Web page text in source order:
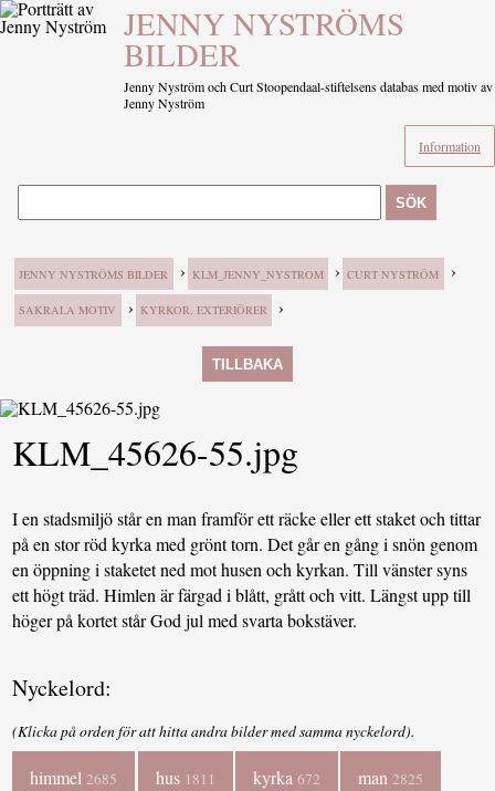
JENNY NYSTRÖMS
BILDER
Jenny Nyström och Curt Stoopendaal-stiftelsens databas med motiv av
Jenny Nyström
Information
SÖK
JENNY NYSTRÖMS BILDER › KLM_JENNY_NYSTROM › CURT NYSTRÖM ›
SAKRALA MOTIV › KYRKOR, EXTERIÖRER ›
TILLBAKA
KLM_45626-55.jpg
I en stadsmiljö står en man framför ett räcke eller ett staket och tittar
på en stor röd kyrka med grönt torn. Det går en gång i snön genom
en öppning i staketet ned mot husen och kyrkan. Till vänster syns
ett högt träd. Himlen är färgad i blått, grått och vitt. Längst upp till
höger på kortet står God jul med svarta bokstäver.
Nyckelord:
(Klicka på orden för att hitta andra bilder med samma nyckelord).
himmel 2685 hus 1811 kyrka 672 man 2825